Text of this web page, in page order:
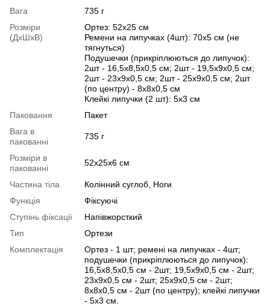
Вага
735 г
Розміри
(ДхШхВ)
Ортез: 52х25 см
Ремени на липучках (4шт): 70х5 см (не
тягнуться)
Подушечки (прикріплюються до липучок):
2шт - 16,5х8,5х0,5 см; 2шт - 19,5х9х0,5 см;
2шт - 23х9х0,5 см; 2шт - 25х9х0,5 см; 2шт
(по центру) - 8х8х0,5 см
Клейкі липучки (2 шт): 5х3 см
Паковання
Пакет
Вага в
пакованні
735 г
Розміри в
пакованні
52х25х6 см
Частина тіла
Колінний суглоб, Ноги
Функція
Фіксуючі
Ступінь фіксації
Напівжорсткий
Тип
Ортези
Комплектація
Ортез - 1 шт; ремені на липучках - 4шт;
подушечки (прикріплюються до липучок):
16,5х8,5х0,5 см - 2шт; 19,5х9х0,5 см - 2шт;
23х9х0,5 см - 2шт; 25х9х0,5 см - 2шт;
8х8х0,5 см - 2шт (по центру); клейкі липучки
- 5х3 см.